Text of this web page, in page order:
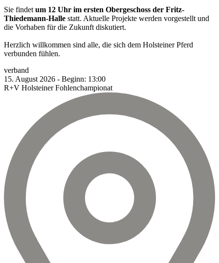
Sie findet um 12 Uhr im ersten Obergeschoss der Fritz-
Thiedemann-Halle statt. Aktuelle Projekte werden vorgestellt und
die Vorhaben für die Zukunft diskutiert.
Herzlich willkommen sind alle, die sich dem Holsteiner Pferd
verbunden fühlen.
verband
15. August 2026 - Beginn: 13:00
R+V Holsteiner Fohlenchampionat